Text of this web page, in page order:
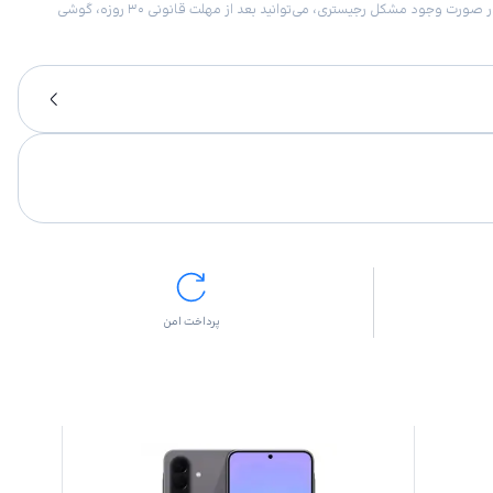
امکان برگشت کالا در گروه موبایل با دلیل “انصراف از خرید“ تنها در صورتی مورد قبول است که پلمب کالا باز نشده باشد. تمام گوشی‌های جی‌اس‌ام ضمانت رجیستری دارند. در صورت وجود مشکل رجیستری، می‌توانید بعد از مهلت قانونی ۳۰ روزه، گوشی
پرداخت امن